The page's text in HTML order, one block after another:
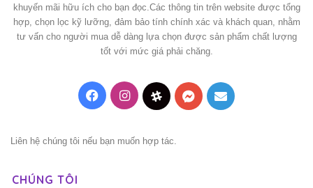
khuyến mãi hữu ích cho bạn đọc.Các thông tin trên website được tổng
hợp, chọn lọc kỹ lưỡng, đảm bảo tính chính xác và khách quan, nhằm
tư vấn cho người mua dễ dàng lựa chọn được sản phẩm chất lượng
tốt với mức giá phải chăng.
FacebookInstagramThreadsMessenger
Mail
Liên hệ chúng tôi nếu bạn muốn hợp tác.
CHÚNG TÔI